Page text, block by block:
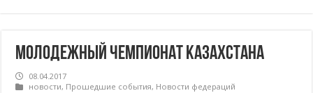
Молодежный чемпионат Казахстана
08.04.2017
новости, Прошедшие события, Новости федераций